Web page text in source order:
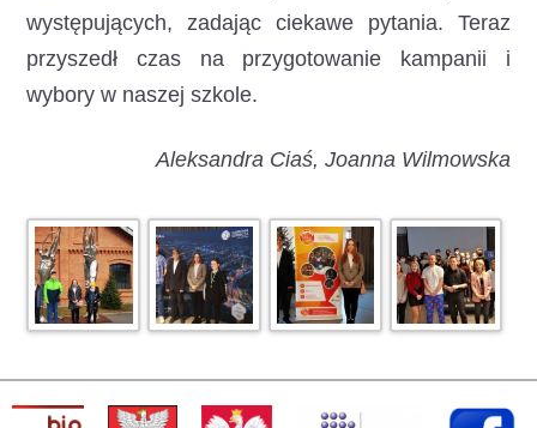
występujących, zadając ciekawe pytania. Teraz
przyszedł czas na przygotowanie kampanii i
wybory w naszej szkole.
Aleksandra Ciaś, Joanna Wilmowska